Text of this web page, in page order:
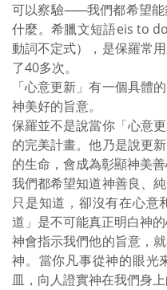
可以察驗——我們都希望
什麼。希臘文短語eis to
動詞不定式），是保羅常
了40多次。
「心意更新」有一個具體
神美好的旨意。
保羅並不是說當你「心意
的完美計畫。他乃是說更
的生命，會成為彰顯神美善
我們都希望知道神善良、
只是知道，卻沒有在心意
道」是不可能真正明白神的
神會指示我們他的旨意，
神。當你凡事從神的眼光
皿，向人證實神在我們身上